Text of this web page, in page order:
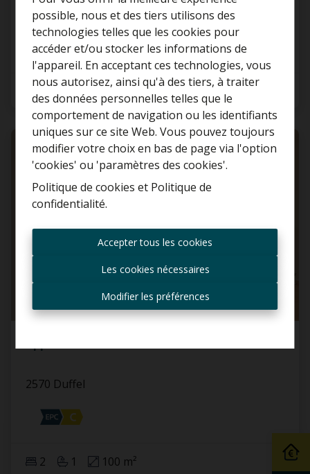
possible, nous et des tiers utilisons des
technologies telles que les cookies pour
accéder et/ou stocker les informations de
l'appareil. En acceptant ces technologies, vous
nous autorisez, ainsi qu'à des tiers, à traiter
des données personnelles telles que le
comportement de navigation ou les identifiants
uniques sur ce site Web. Vous pouvez toujours
modifier votre choix en bas de page via l'option
'cookies' ou 'paramètres des cookies'.
Politique de cookies et Politique de
confidentialité.
Accepter tous les cookies
Les cookies nécessaires
Modifier les préférences
2570 Duffel
100 m²
LOUÉ
2570 Duffel
2 1 100 m²
Curieux de connaître la
valeur de votre maison ?
Estimation gratuite
Toujours être le premier
informé des nouvelles
offres ?
mail